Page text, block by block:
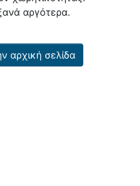
αργότερα.
αρχική σελίδα